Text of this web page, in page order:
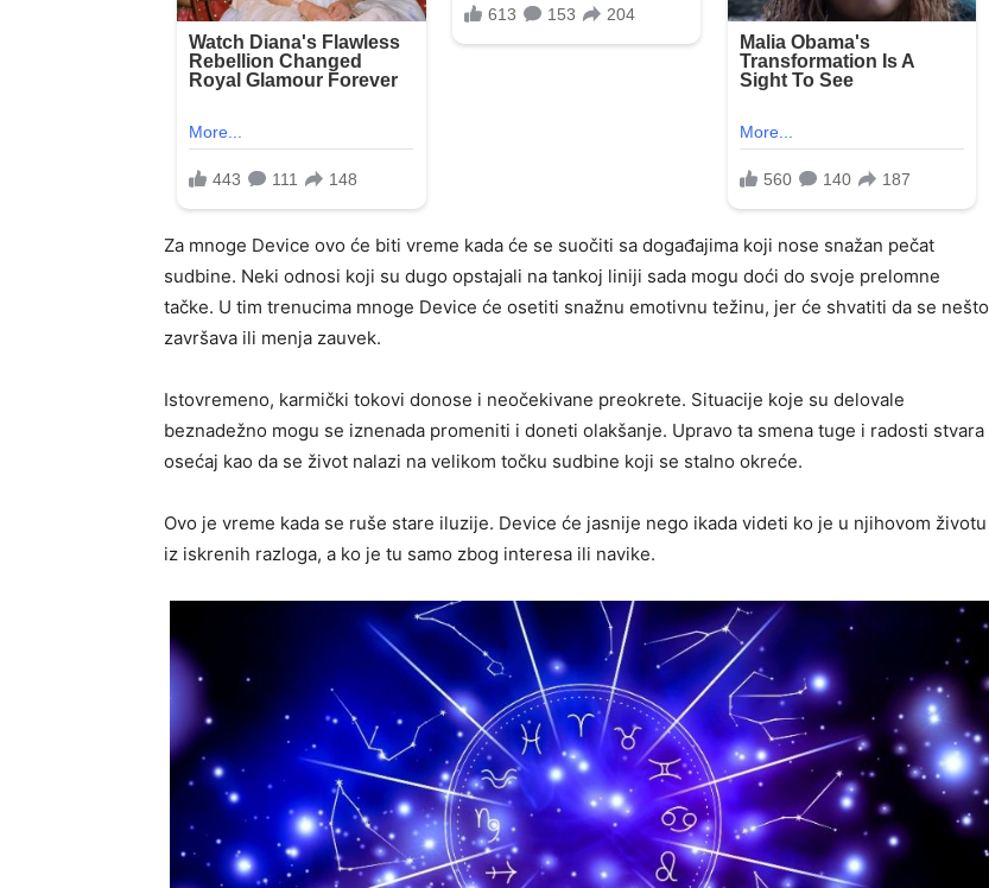
Za mnoge Device ovo će biti vreme kada će se suočiti sa događajima koji nose snažan pečat
sudbine. Neki odnosi koji su dugo opstajali na tankoj liniji sada mogu doći do svoje prelomne
tačke. U tim trenucima mnoge Device će osetiti snažnu emotivnu težinu, jer će shvatiti da se nešto
završava ili menja zauvek.
Istovremeno, karmički tokovi donose i neočekivane preokrete. Situacije koje su delovale
beznadežno mogu se iznenada promeniti i doneti olakšanje. Upravo ta smena tuge i radosti stvara
osećaj kao da se život nalazi na velikom točku sudbine koji se stalno okreće.
Ovo je vreme kada se ruše stare iluzije. Device će jasnije nego ikada videti ko je u njihovom životu
iz iskrenih razloga, a ko je tu samo zbog interesa ili navike.